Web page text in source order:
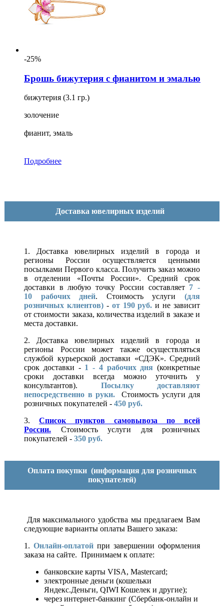
-25%
Брошь бижутерия с фианитом и эмалью
бижутерия (3.1 гр.)
золочение
фианит, эмаль
Подробнее
Доставка ювелирных изделий
1. Доставка ювелирных изделий в города и
регионы России осуществляется ценными
посылками Первого класса. Получить заказ можно
в отделении «Почты России». Средний срок
доставки в любую точку России составляет 7 -
10 рабочих дней. Стоимость услуги(для
розничных клиентов)- от 190 руб. и не зависит
от стоимости заказа, количества изделий в заказе и
места доставки.
2. Доставка ювелирных изделий в города и
регионы России может также осуществляться
службой курьерской доставки «СДЭК». Средний
срок доставки - 1 - 4 рабочих дня (конкретные
сроки доставки всегда можно уточнить у
консультантов). Посылку доставляют
непосредственно в руки.
Стоимость услуги для
розничных покупателей - 450 руб.
3. Список пунктов самовывоза по всей
России.
Стоимость услуги для розничных
покупателей - 350 руб.
Оплата покупки (информация для розничных
покупателей)
Для максимального удобства мы предлагаем Вам
следующие варианты оплаты Вашего заказа:
1. Онлайн-оплатой при завершении оформления
заказа на сайте. Принимаем к оплате:
банковские карты VISA, Mastercard;
электронные деньги (кошельки
Яндекс.Деньги, QIWI Кошелек и другие);
через интернет-банкинг (Сбербанк-онлайн и